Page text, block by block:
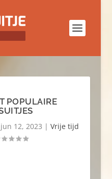
POPULAIRE
jun 12, 2023 |Vrije tijd